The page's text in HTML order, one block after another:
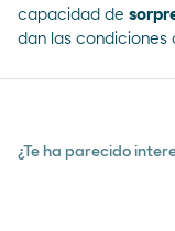
capacidad de
dan las condiciones
¿Te ha parecido